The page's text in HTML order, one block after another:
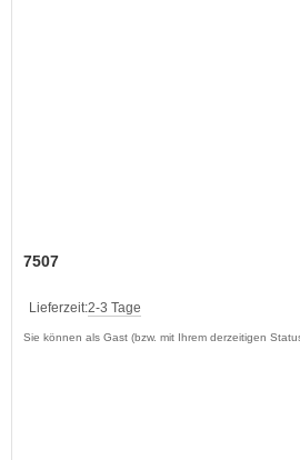
7507
Lieferzeit:2-3 Tage
Sie können als Gast (bzw. mit Ihrem derzeitigen